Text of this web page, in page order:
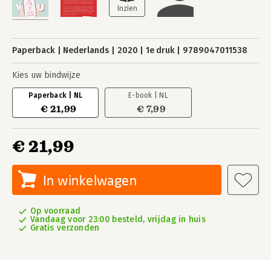
Paperback Nederlands 2020 1e druk 9789047011538
Kies uw bindwijze
Paperback | NL
€ 21,99
E-book | NL
€ 7,99
€ 21,99
In winkelwagen
Op voorraad
Vandaag voor 23:00 besteld, vrijdag in huis
Gratis verzonden